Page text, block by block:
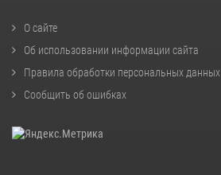
О сайте
Об использовании информации сайта
Правила обработки персональных данных
Сообщить об ошибках